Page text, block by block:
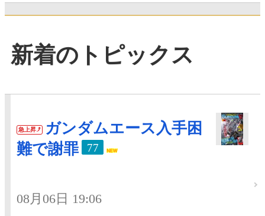
新着のトピックス
急上昇
ガンダムエース入手困
難で謝罪
77
08月06日 19:06